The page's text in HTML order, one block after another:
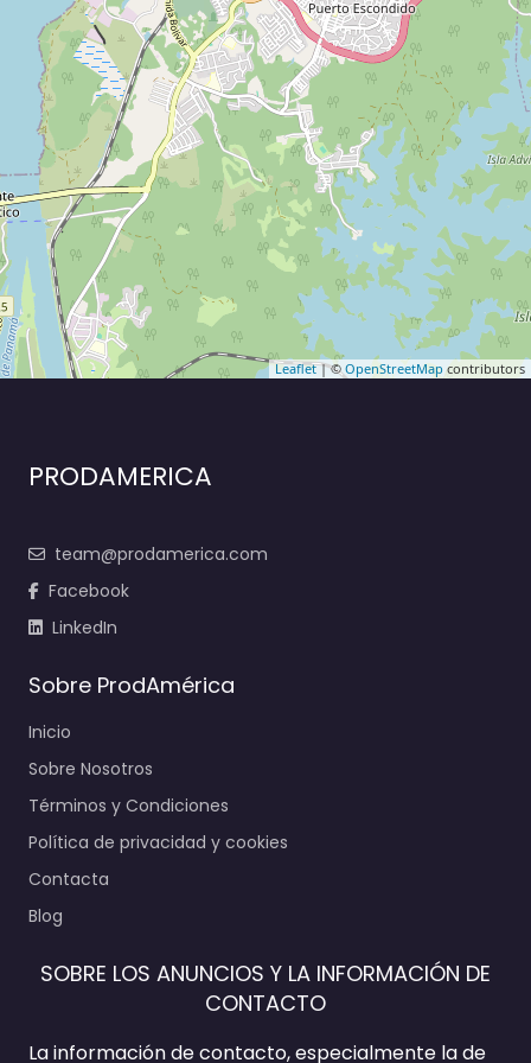
Leaflet| ©OpenStreetMap contributors
PRODAMERICA
team@prodamerica.com
Facebook
LinkedIn
Sobre ProdAmérica
Inicio
Sobre Nosotros
Términos y Condiciones
Política de privacidad y cookies
Contacta
Blog
SOBRE LOS ANUNCIOS Y LA INFORMACIÓN DE
CONTACTO
La información de contacto, especialmente la de